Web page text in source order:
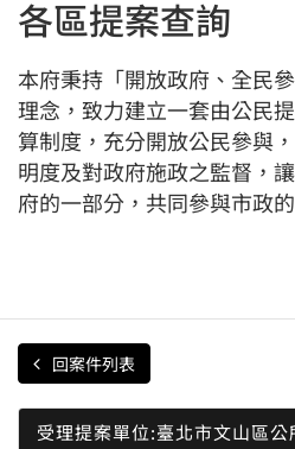
各區提案查詢
本府秉持「開放政府、全民
理念，致力建立一套由公民
算制度，充分開放公民參與
明度及對政府施政之監督，
府的一部分，共同參與市政
回案件列表
受理提案單位:臺北市文山區